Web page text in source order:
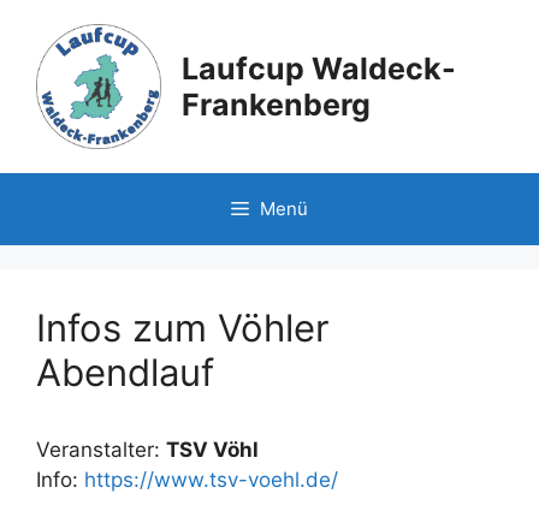
Inhalt
springen
Laufcup Waldeck-
Frankenberg
Menü
Infos zum Vöhler
Abendlauf
Veranstalter: TSV Vöhl
Info: https://www.tsv-voehl.de/